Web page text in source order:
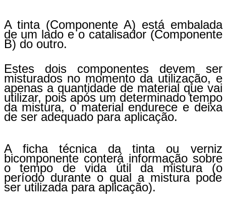
A tinta (Componente A) está embalada
de um lado e o catalisador (Componente
B) do outro.
Estes dois componentes devem ser
misturados no momento da utilização, e
apenas a quantidade de material que vai
utilizar, pois após um determinado tempo
da mistura, o material endurece e deixa
de ser adequado para aplicação.
A ficha técnica da tinta ou verniz
bicomponente conterá informação sobre
o tempo de vida útil da mistura (o
período durante o qual a mistura pode
ser utilizada para aplicação).